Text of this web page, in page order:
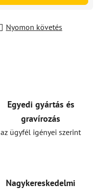
Nyomon követés
Egyedi gyártás és
gravírozás
az ügyfél igényei szerint
Nagykereskedelmi